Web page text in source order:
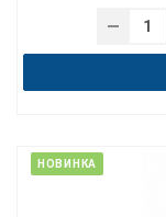
НОВИНКА